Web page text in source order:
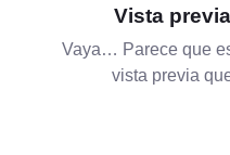
Vista
Vaya… Parece que
vista previa